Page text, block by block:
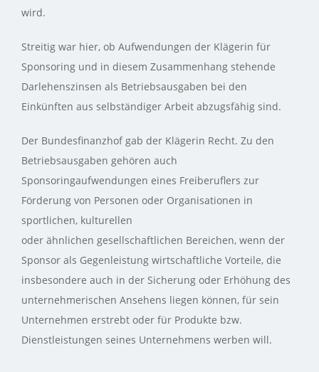
wird.
Streitig war hier, ob Aufwendungen der Klägerin für
Sponsoring und in diesem Zusammenhang stehende
Darlehenszinsen als Betriebsausgaben bei den
Einkünften aus selbständiger Arbeit abzugsfähig sind.
Der Bundesfinanzhof gab der Klägerin Recht. Zu den
Betriebsausgaben gehören auch
Sponsoringaufwendungen eines Freiberuflers zur
Förderung von Personen oder Organisationen in
sportlichen, kulturellen
oder ähnlichen gesellschaftlichen Bereichen, wenn der
Sponsor als Gegenleistung wirtschaftliche Vorteile, die
insbesondere auch in der Sicherung oder Erhöhung des
unternehmerischen Ansehens liegen können, für sein
Unternehmen erstrebt oder für Produkte bzw.
Dienstleistungen seines Unternehmens werben will.